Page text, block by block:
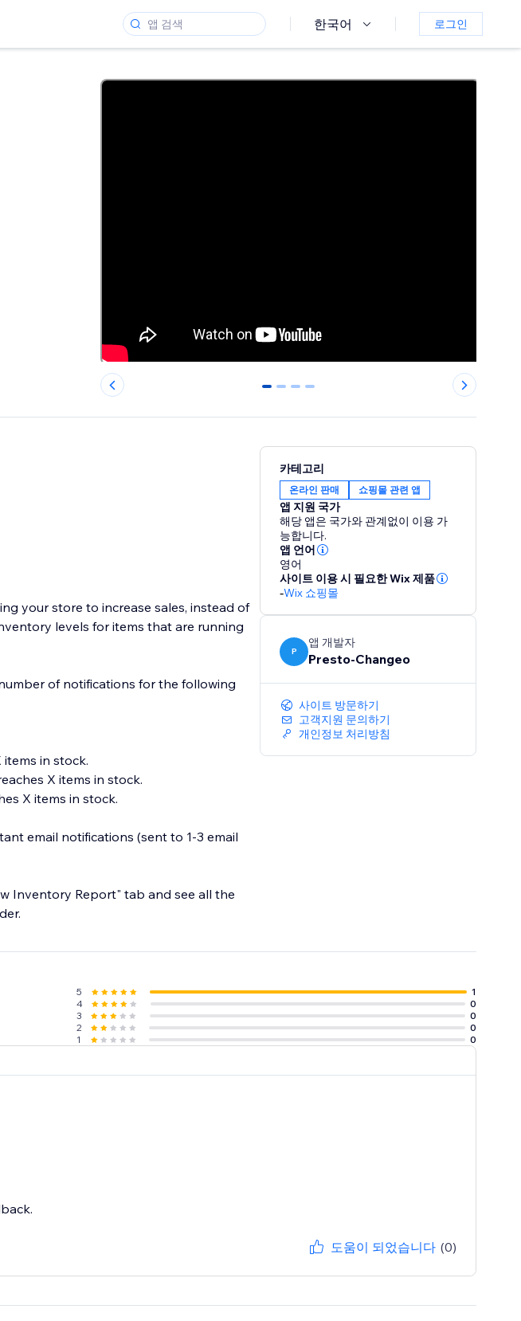
한국어 로그인
0 1 2 3
your store to increase sales, instead of
levels for items that are running
of notifications for the following
in stock.
X items in stock.
X items in stock.
email notifications (sent to 1-3 email
Inventory Report" tab and see all the
카테고리
온라인 판매 쇼핑몰 관련 앱
앱 지원 국가
해당 앱은 국가와 관계없이 이용 가
능합니다.
앱 언어
영어
사이트 이용 시 필요한 Wix 제품
-Wix 쇼핑몰
P
앱 개발자
Presto-Changeo
사이트 방문하기
고객지원 문의하기
개인정보 처리방침
5
1
4
0
3
0
2
0
1
0
도움이 되었습니다 (0)